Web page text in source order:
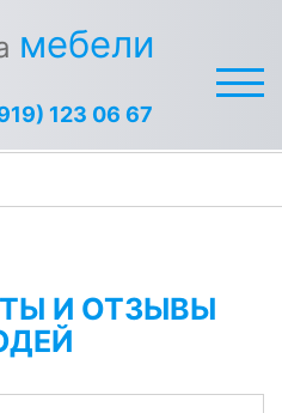
мебели
123 06 67
И ОТЗЫВЫ